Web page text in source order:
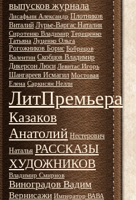
выпусков журнала
Лисафьин Александр Плотников
Виталий Лурье-Варгас Наталия
Сиротенко Владимир Терещенко
Татьяна Луценко Ольга
Рогожников Борис Бобрецов
Валентин Скобцов Владимир
Дикерсон Люси Левитас Игорь
Шангареев Исмагил Мостовая
Елена Саркисян Нелли
ЛитПремьера
Казаков
Анатолий Нестерович
Наталья РАССКАЗЫ
ХУДОЖНИКОВ
Владимир Смирнов
Виноградов Вадим
Вернисажи Император ВАВА